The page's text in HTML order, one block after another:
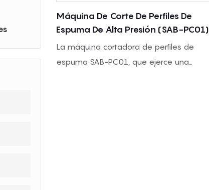
Máquina De Corte De Perfiles De
Espuma De Alta Presión (SAB-PC01)
La máquina cortadora de perfiles de
espuma SAB-PC01, que ejerce una